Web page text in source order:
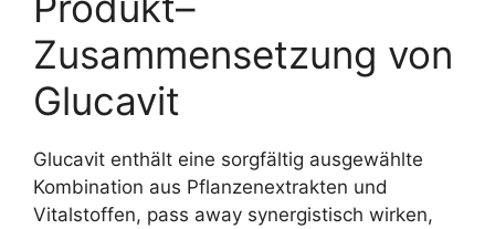
Zusammensetzung von
Glucavit
Glucavit enthält eine sorgfältig ausgewählte
Kombination aus Pflanzenextrakten und
Vitalstoffen, pass away synergistisch wirken,